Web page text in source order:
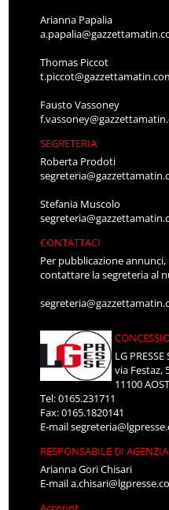
Arianna Papalia
Thomas Piccot
Fausto Vassoney
SEGRETERIA
Roberta Prodoti
Stefania Muscolo
CONTATTACI
Per pubblicazione
contattare la segreteria al
LG PRESSE
via Festaz,
11100
Tel: 0165.231711
Fax: 0165.1820141
E-mail
RESPONSABILE DI AGENZIA
Arianna Gori Chisari
E-mail